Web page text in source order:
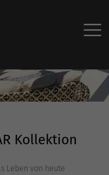
Kollektion
Leben von heute